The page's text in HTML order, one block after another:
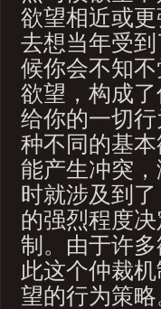
欲望相近或
去想当年受
候你会不知
欲望，构成
给你的一切
种不同的基
能产生冲突
时就涉及到了
的强烈程度
制。由于许
此这个仲裁
望的行为策略